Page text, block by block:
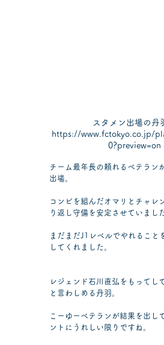
スタメン出場の丹
https://www.fctokyo.co.jp/
0?preview=on
チーム最年長の頼れるベテラン
出場。
コンビを組んだオマリとチャレ
り返し守備を安定させていまし
まだまだJ1レベルでやれること
してくれました。
レジェンド石川直弘をもってし
と言わしめる丹羽。
こーゆーベテランが結果を出し
ントにうれしい限りですね。